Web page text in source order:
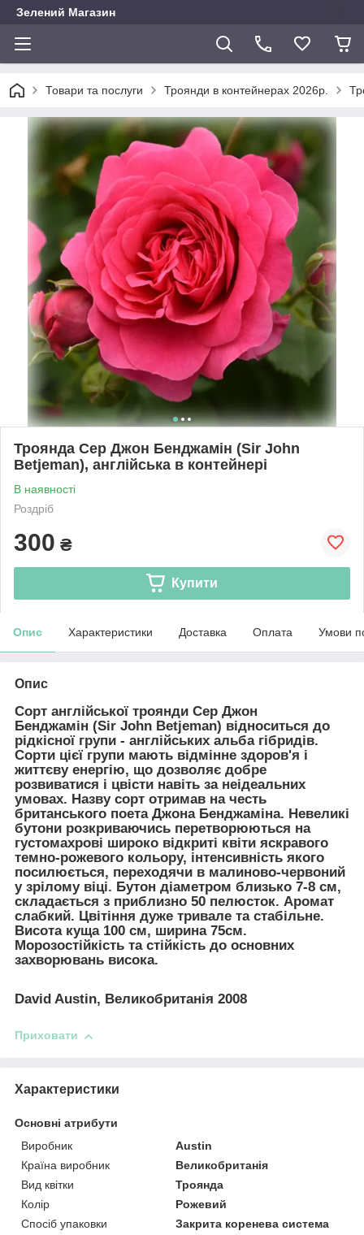
Зелений Магазин
Товари та послуги Троянди в контейнерах 2026р.
Троянда Сер Джон Бенджамін (Sir John
Betjeman), англійська в контейнері
В наявності
Роздріб
300 ₴
Купити
Опис Характеристики Доставка Оплата Умови
Опис
Сорт англійської троянди Сер Джон
Бенджамін (Sir John Betjeman) відноситься до
рідкісної групи - англійських альба гібридів.
Сорти цієї групи мають відмінне здоров'я і
життєву енергію, що дозволяє добре
розвиватися і цвісти навіть за неідеальних
умовах. Назву сорт отримав на честь
британського поета Джона Бенджаміна. Невеликі
бутони розкриваючись перетворюються на
густомахрові широко відкриті квіти яскравого
темно-рожевого кольору, інтенсивність якого
посилюється, переходячи в малиново-червоний
у зрілому віці. Бутон діаметром близько 7-8 см,
складається з приблизно 50 пелюсток. Аромат
слабкий. Цвітіння дуже тривале та стабільне.
Висота куща 100 см, ширина 75см.
Морозостійкість та стійкість до основних
захворювань висока.
David Austin, Великобританія 2008
Приховати
Характеристики
Основні атрибути
Виробник
Austin
Країна виробник
Великобританія
Вид квітки
Троянда
Колір
Рожевий
Спосіб упаковки
Закрита коренева система